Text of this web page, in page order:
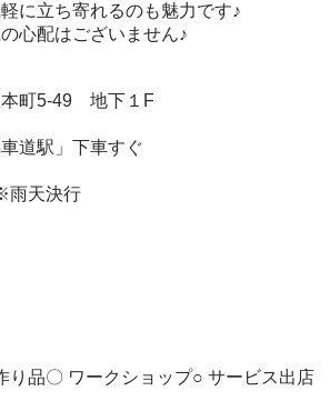
に立ち寄れるのも魅力です♪
心配はございません♪
町5-49　地下１F
道駅」下車すぐ
雨天決行
り品〇 ワークショップ○ サービス出店